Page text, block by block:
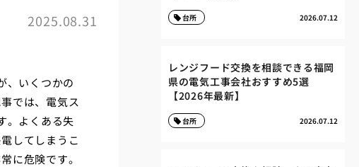
2025.08.31
、いくつかの
では、電気ス
。よくある失
してしまうこ
に危険です。
2026.07.12
台所
レンジフード交換を相談できる福岡
県の電気工事会社おすすめ5選
【2026年最新】
2026.07.12
台所